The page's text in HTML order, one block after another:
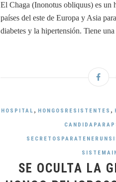
El Chaga (Inonotus obliquus) es un
países del este de Europa y Asia
diabetes y la hipertensión. Tiene
HOSPITAL , HONGOSRESISTENTES ,
SE OCULTA LA